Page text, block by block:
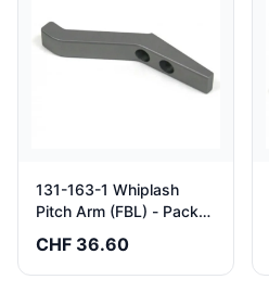
131-163-1 Whiplash
Pitch Arm (FBL) - Pack
CHF 36.60